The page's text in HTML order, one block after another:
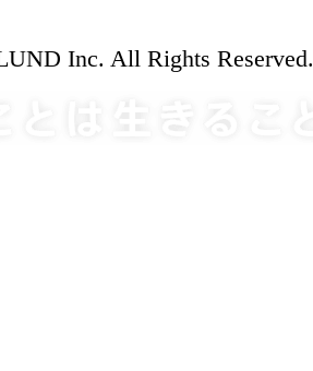
Inc. All Rights Reserved.